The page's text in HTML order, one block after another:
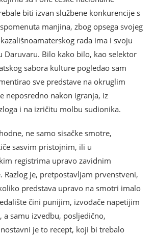
biti izvan službene konkurencije s
manjina, zbog opsega svojeg
rada ima i svoju
Daruvaru. Bilo kako bilo, kao selektor
sabora kulture pogledao sam
sve predstave na okruglim
neposredno nakon igranja, iz
i na izričitu molbu sudionika.
ne samo sisačke smotre,
sasvim pristojnim, ili u
registrima upravo zavidnim
Razlog je, pretpostavljam prvenstveni,
predstava upravo na smotri imalo
čini punijim, izvođače napetijim
samu izvedbu, posljedično,
je to recept, koji bi trebalo